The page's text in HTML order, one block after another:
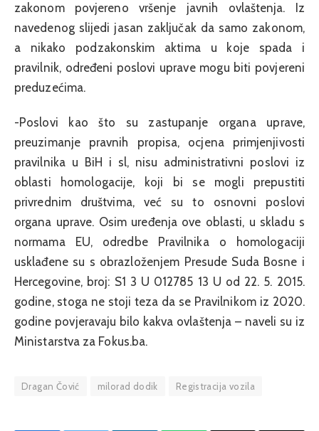
zakonom povjereno vršenje javnih ovlaštenja. Iz
navedenog slijedi jasan zaključak da samo zakonom,
a nikako podzakonskim aktima u koje spada i
pravilnik, određeni poslovi uprave mogu biti povjereni
preduzećima.
-Poslovi kao što su zastupanje organa uprave,
preuzimanje pravnih propisa, ocjena primjenjivosti
pravilnika u BiH i sl, nisu administrativni poslovi iz
oblasti homologacije, koji bi se mogli prepustiti
privrednim društvima, već su to osnovni poslovi
organa uprave. Osim uređenja ove oblasti, u skladu s
normama EU, odredbe Pravilnika o homologaciji
usklađene su s obrazloženjem Presude Suda Bosne i
Hercegovine, broj: S1 3 U 012785 13 U od 22. 5. 2015.
godine, stoga ne stoji teza da se Pravilnikom iz 2020.
godine povjeravaju bilo kakva ovlaštenja – naveli su iz
Ministarstva za Fokus.ba.
Dragan Čović milorad dodik Registracija vozila